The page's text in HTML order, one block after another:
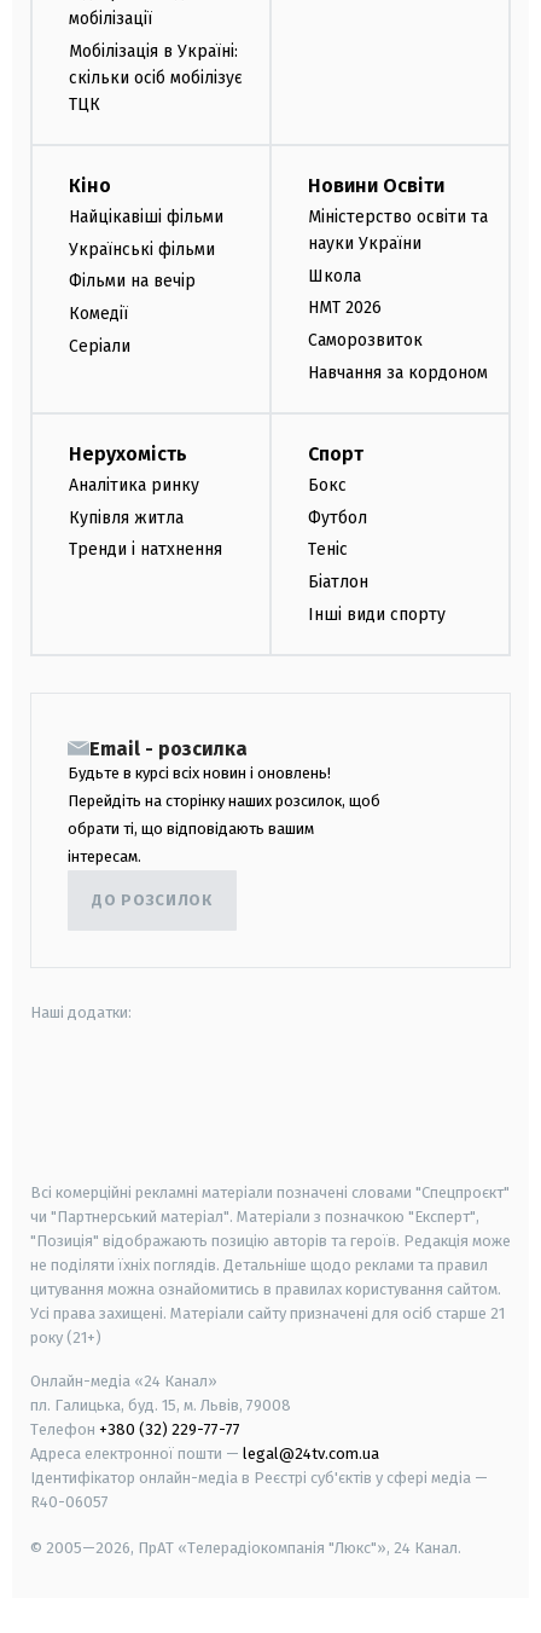
мобілізації
Мобілізація в Україні:
скільки осіб мобілізує
ТЦК
Кіно
Найцікавіші фільми
Українські фільми
Фільми на вечір
Комедії
Серіали
Новини Освіти
Міністерство освіти та
науки України
Школа
НМТ 2026
Саморозвиток
Навчання за кордоном
Нерухомість
Аналітика ринку
Купівля житла
Тренди і натхнення
Спорт
Бокс
Футбол
Теніс
Біатлон
Інші види спорту
Email - розсилка
Будьте в курсі всіх новин і оновлень!
Перейдіть на сторінку наших розсилок, щоб
обрати ті, що відповідають вашим
інтересам.
ДО РОЗСИЛОК
Наші додатки:
Всі комерційні рекламні матеріали позначені словами "Спецпроєкт"
чи "Партнерський матеріал". Матеріали з позначкою "Експерт",
"Позиція" відображають позицію авторів та героїв. Редакція може
не поділяти їхніх поглядів. Детальніше щодо реклами та правил
цитування можна ознайомитись в правилах користування сайтом.
Усі права захищені. Матеріали сайту призначені для осіб старше 21
року (21+)
Онлайн-медіа «24 Канал»
пл. Галицька, буд. 15, м. Львів, 79008
Телефон +380 (32) 229-77-77
Адреса електронної пошти — legal@24tv.com.ua
Ідентифікатор онлайн-медіа в Реєстрі суб'єктів у сфері медіа —
R40-06057
© 2005—2026, ПрАТ «Телерадіокомпанія "Люкс"», 24 Канал.